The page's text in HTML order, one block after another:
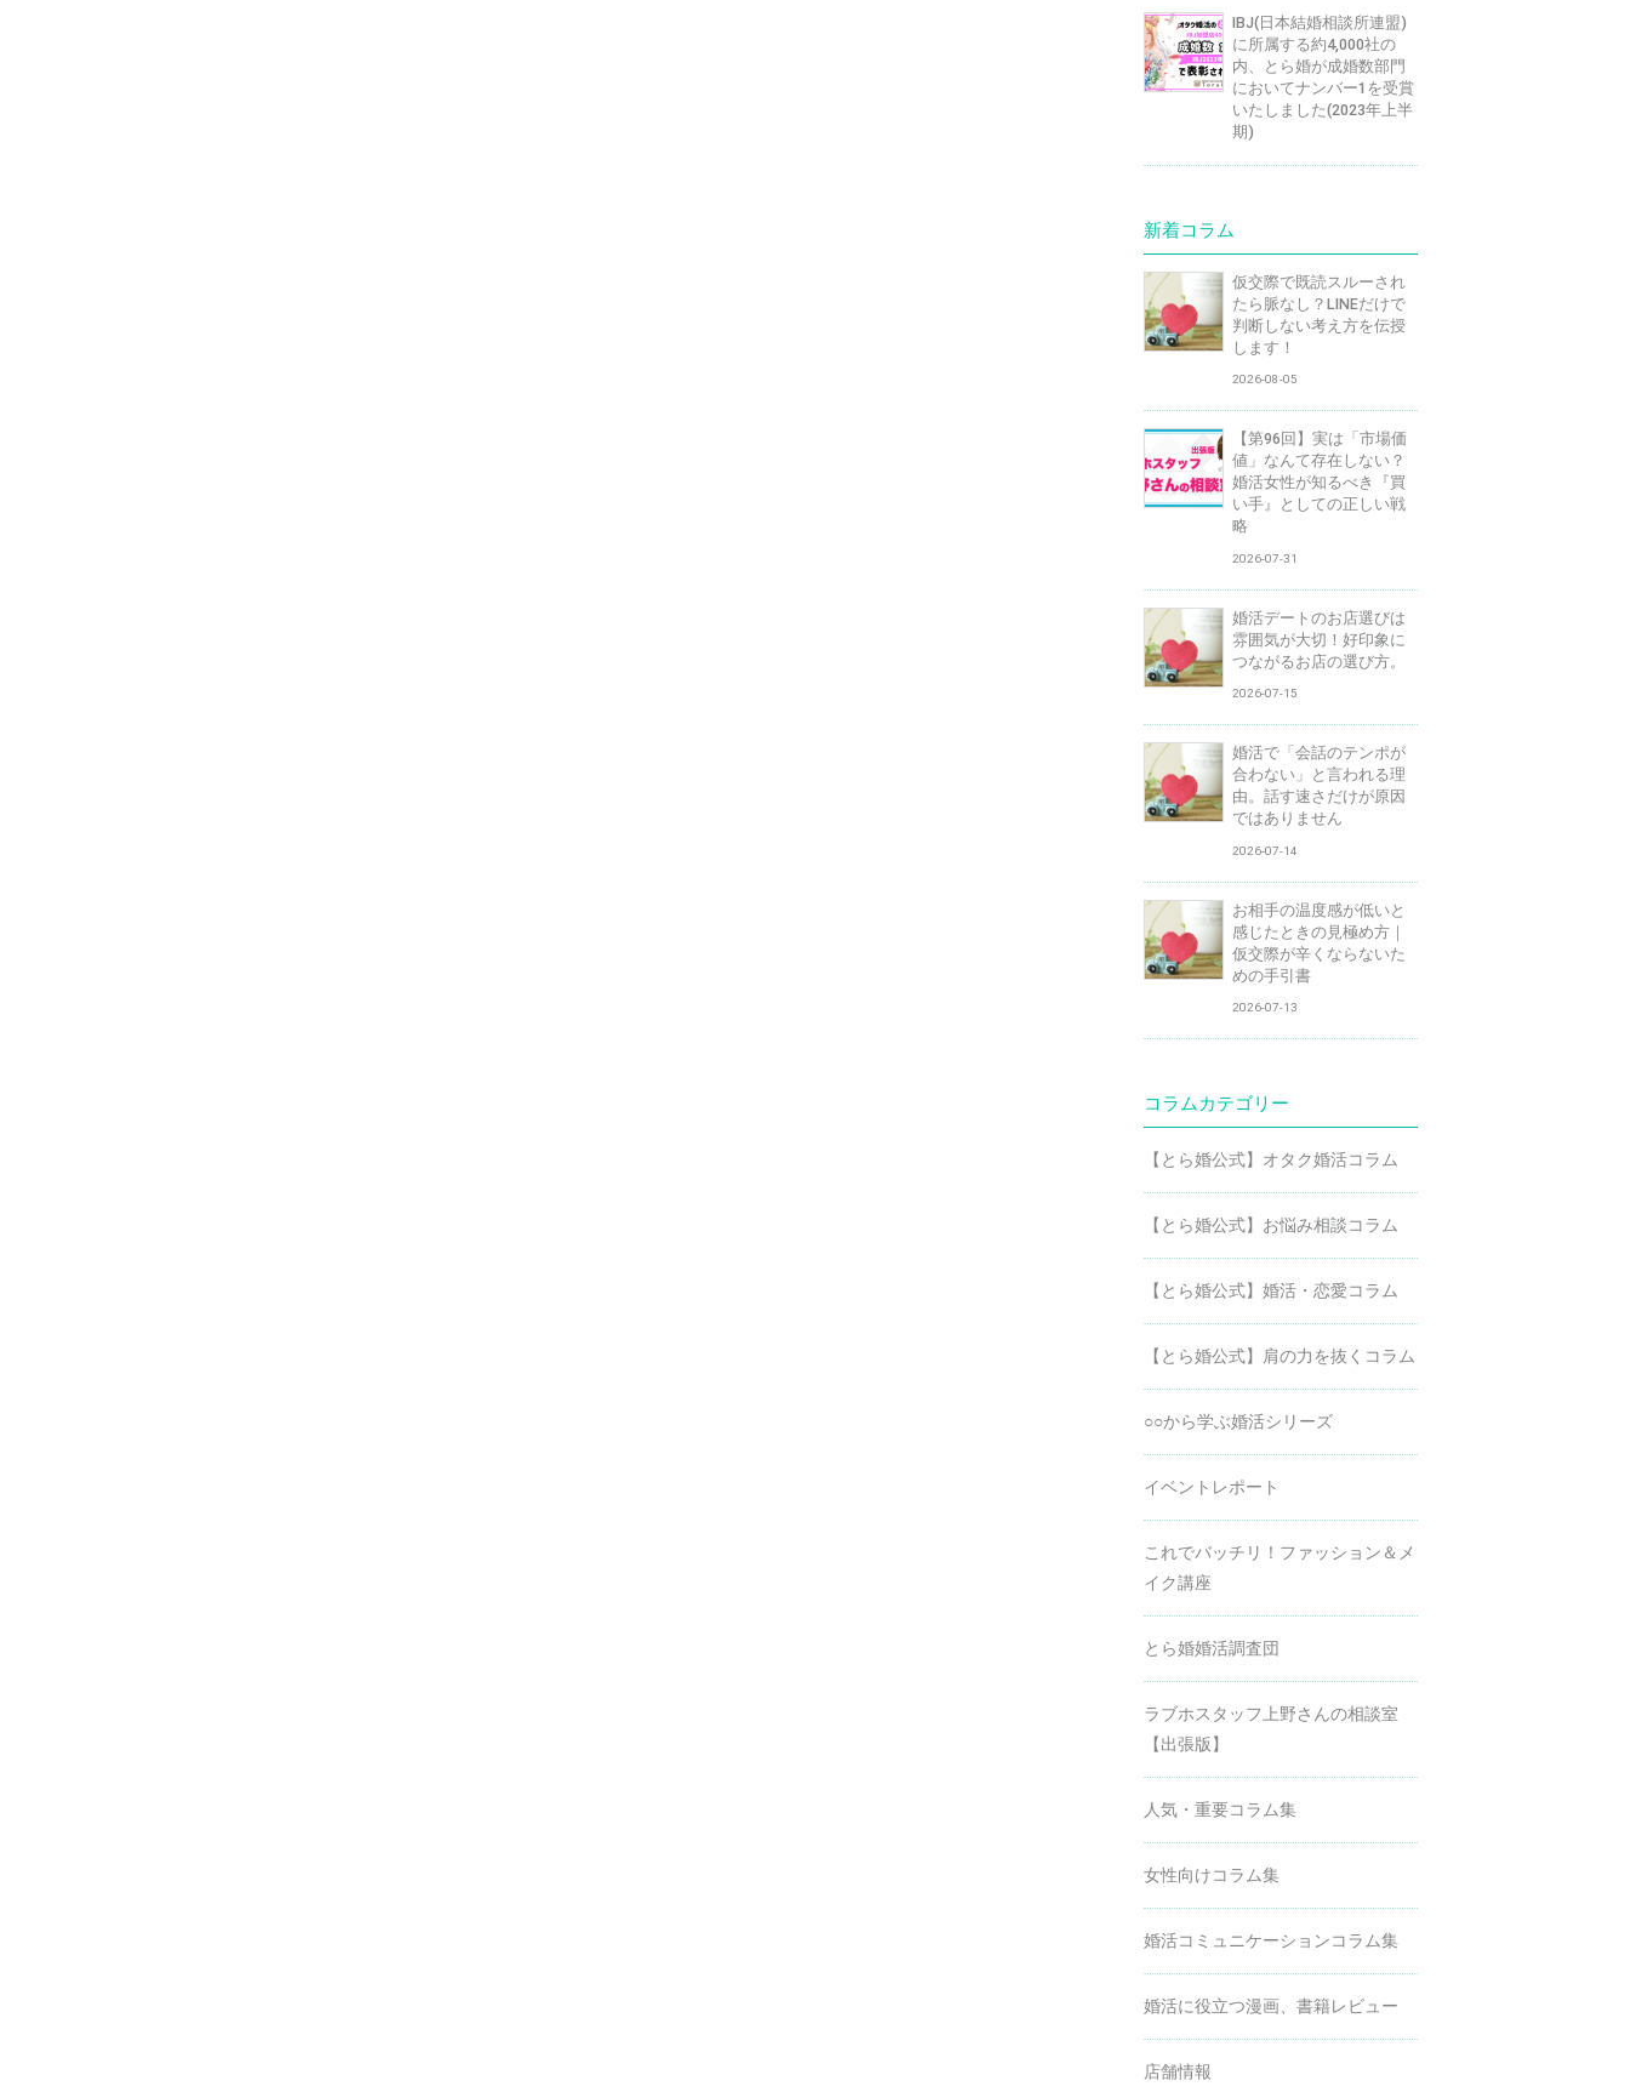
IBJ(日本結婚相談所連盟)
に所属する約4,000社の
内、とら婚が成婚数部門
においてナンバー1を受賞
いたしました(2023年上半
期)
新着コラム
仮交際で既読スルーされ
たら脈なし？LINEだけで
判断しない考え方を伝授
します！
2026-08-05
【第96回】実は「市場価
値」なんて存在しない？
婚活女性が知るべき『買
い手』としての正しい戦
略
2026-07-31
婚活デートのお店選びは
雰囲気が大切！好印象に
つながるお店の選び方。
2026-07-15
婚活で「会話のテンポが
合わない」と言われる理
由。話す速さだけが原因
ではありません
2026-07-14
お相手の温度感が低いと
感じたときの見極め方｜
仮交際が辛くならないた
めの手引書
2026-07-13
コラムカテゴリー
【とら婚公式】オタク婚活コラム
【とら婚公式】お悩み相談コラム
【とら婚公式】婚活・恋愛コラム
【とら婚公式】肩の力を抜くコラム
○○から学ぶ婚活シリーズ
イベントレポート
これでバッチリ！ファッション＆メ
イク講座
とら婚婚活調査団
ラブホスタッフ上野さんの相談室
【出張版】
人気・重要コラム集
女性向けコラム集
婚活コミュニケーションコラム集
婚活に役立つ漫画、書籍レビュー
店舗情報